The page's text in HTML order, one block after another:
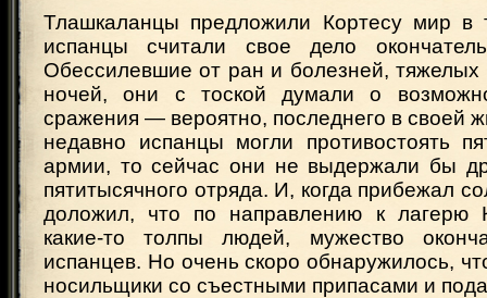
Тлашкаланцы предложили Кортесу мир в
испанцы считали свое дело
Обессилевшие от ран и болезней,
ночей, они с тоской думали о
сражения — вероятно, последнего в своей
недавно испанцы могли противостоять
армии, то сейчас они не выдержали бы
пятитысячного отряда. И, когда прибежал
доложил, что по направлению к лагерю
какие-то толпы людей, мужество
испанцев. Но очень скоро обнаружилось,
носильщики со съестными припасами и